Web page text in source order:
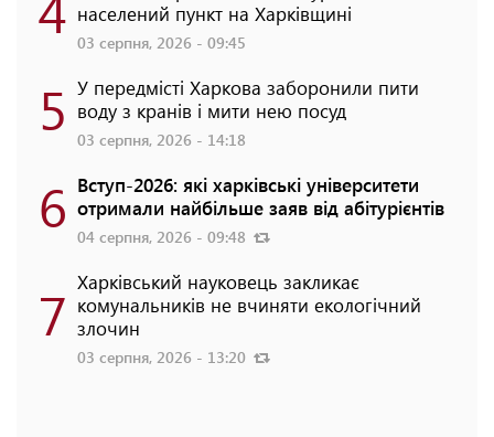
населений пункт на Харківщині
03 серпня, 2026 - 09:45
5 У передмісті Харкова заборонили пити
воду з кранів і мити нею посуд
03 серпня, 2026 - 14:18
6 Вступ-2026: які харківські університети
отримали найбільше заяв від абітурієнтів
04 серпня, 2026 - 09:48
7 Харківський науковець закликає
комунальників не вчиняти екологічний
злочин
03 серпня, 2026 - 13:20